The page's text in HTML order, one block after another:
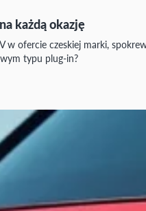
każdą okazję
w ofercie czeskiej marki,
typu plug-in?